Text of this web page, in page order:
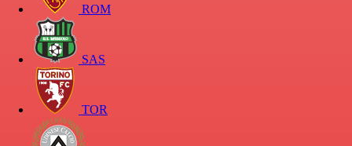
ROM
SAS
TOR